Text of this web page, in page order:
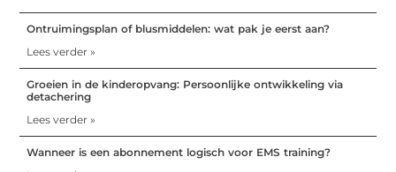
Ontruimingsplan of blusmiddelen: wat pak je eerst aan?
Lees verder »
Groeien in de kinderopvang: Persoonlijke ontwikkeling via
detachering
Lees verder »
Wanneer is een abonnement logisch voor EMS training?